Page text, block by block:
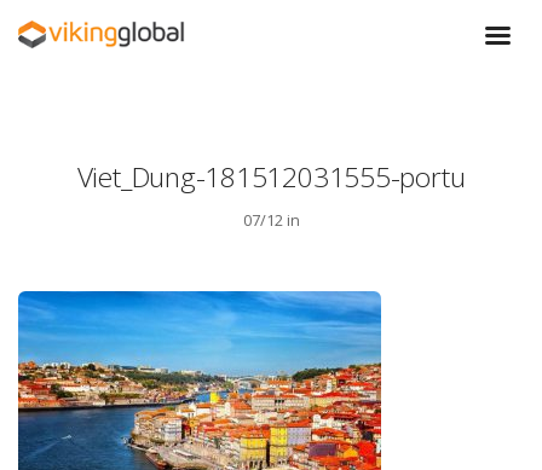
Viet_Dung-181512031555-portu
07/12 in